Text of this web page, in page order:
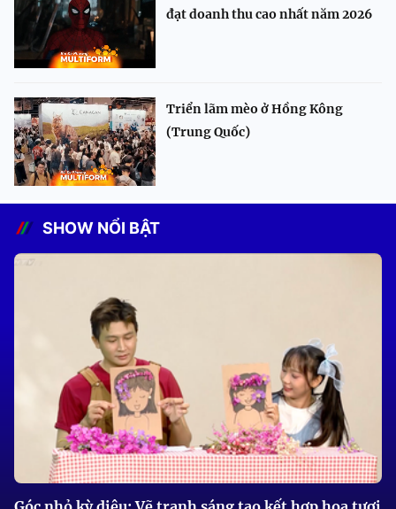
đạt doanh thu cao nhất năm 2026
Triển lãm mèo ở Hồng Kông
(Trung Quốc)
SHOW NỔI BẬT